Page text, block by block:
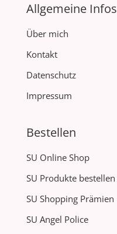
Allgemeine Infos
Über mich
Kontakt
Datenschutz
Impressum
Bestellen
SU Online Shop
SU Produkte bestellen
SU Shopping Prämien
SU Angel Police